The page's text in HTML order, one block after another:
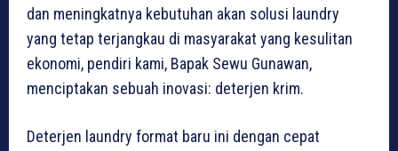
dan meningkatnya kebutuhan akan solusi laundry
yang tetap terjangkau di masyarakat yang kesulitan
ekonomi, pendiri kami, Bapak Sewu Gunawan,
menciptakan sebuah inovasi: deterjen krim.
Deterjen laundry format baru ini dengan cepat